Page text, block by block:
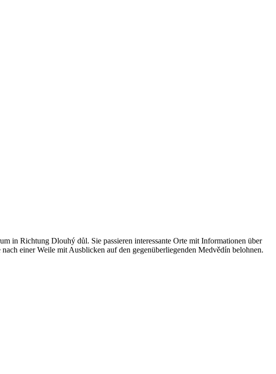
in Richtung Dlouhý důl. Sie passieren interessante Orte mit Informationen über
einer Weile mit Ausblicken auf den gegenüberliegenden Medvědín belohnen.